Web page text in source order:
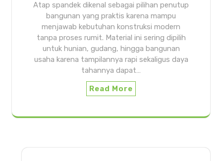
Atap spandek dikenal sebagai pilihan penutup
bangunan yang praktis karena mampu
menjawab kebutuhan konstruksi modern
tanpa proses rumit. Material ini sering dipilih
untuk hunian, gudang, hingga bangunan
usaha karena tampilannya rapi sekaligus daya
tahannya dapat…
Read More